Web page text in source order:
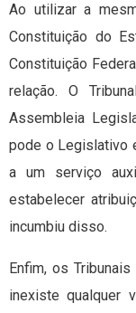
Ao utilizar a
Constituição do
Constituição
relação. O
Assembleia
pode o Legislativo
a um serviço
estabelecer
incumbiu disso.
Enfim, os
inexiste qualquer